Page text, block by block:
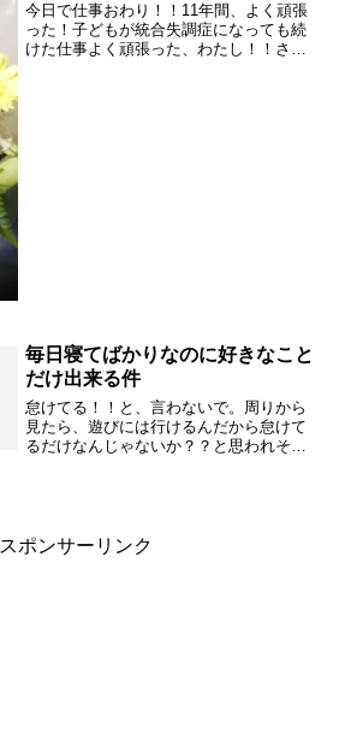
今日で仕事おわり！！11年間、よく頑張
った！子どもが統合失調症になっても続
けた仕事よく頑張った、わたし！！さ
毎日寝てばかりなのに好きなこと
だけ出来る件
怠けてる！！と、言わないで。周りから
見たら、遊びには行けるんだから怠けて
るだけなんじゃないか？？と思われそう
スポンサーリンク